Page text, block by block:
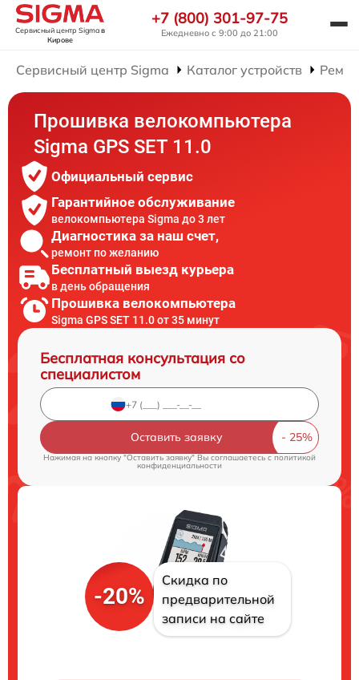
Сервисный центр Sigmaв
Кирове
+7 (800) 301-97-75
Ежедневно с 9:00 до 21:00
Сервисный центр Sigma Каталог устройств
Прошивка велокомпьютера
Sigma GPS SET 11.0
Официальный сервис
Гарантийное обслуживание
велокомпьютера Sigma до 3 лет
Диагностика за наш счет,
ремонт по желанию
Бесплатный выезд курьера
в день обращения
Прошивка велокомпьютера
Sigma GPS SET 11.0 от 35 минут
Бесплатная консультация со
специалистом
Оставить заявку
Нажимая на кнопку "Оставить заявку" Вы соглашаетесь c политикой
конфиденциальности
-20%
Скидка по
предварительной
записи на сайте